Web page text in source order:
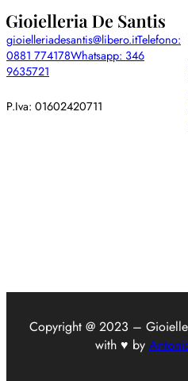
gioielleriadesantis@libero.itTelefono:
0881 774178Whatsapp: 346
9635721
P.Iva: 01602420711
Copyright @ 2023 –
with ♥ by